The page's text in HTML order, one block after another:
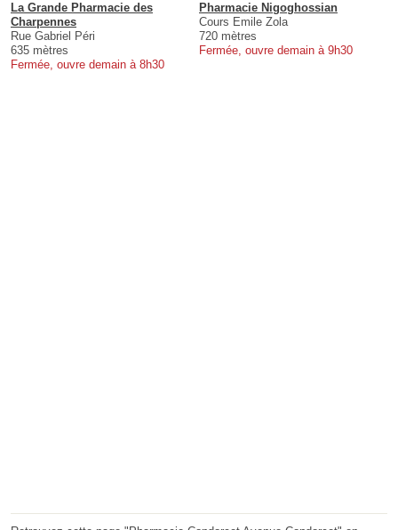
La Grande Pharmacie des
Charpennes
Rue Gabriel Péri
635 mètres
Fermée, ouvre demain à 8h30
Pharmacie Nigoghossian
Cours Emile Zola
720 mètres
Fermée, ouvre demain à 9h30